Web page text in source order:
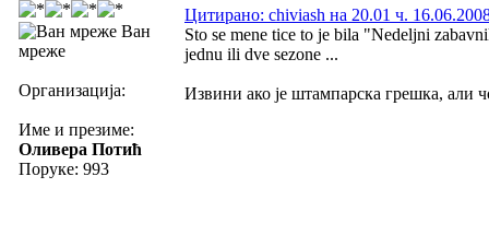
Ван
мреже
Организација:
Име и презиме:
Оливера Потић
Поруке: 993
Цитирано: chiviash на 20.01 ч.
Sto se mene tice to je bila "Nedeljni
jednu ili dve sezone ...
Извини ако је штампарска грешка, али